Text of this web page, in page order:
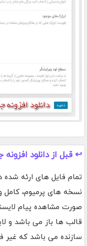
↩️ قبل از دانلود
تمام فایل های ارئه
نسخه های پرمیوم، کامل
صورت مشاهده پیام
قالب ها باز می باشد و
سازنده می باشد که